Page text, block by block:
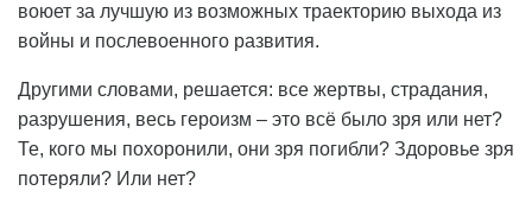
воюет за лучшую из возможных траекторию выхода из
войны и послевоенного развития.
Другими словами, решается: все жертвы, страдания,
разрушения, весь героизм – это всё было зря или нет?
Те, кого мы похоронили, они зря погибли? Здоровье зря
потеряли? Или нет?